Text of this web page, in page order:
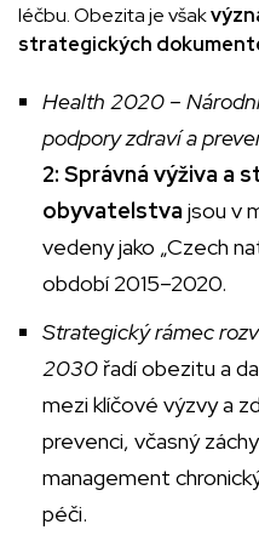
léčbu. Obezita je však
strategických
Health 2020 –
podpory zdraví a
2: Správná výživa a
obyvatelstva jsou v
vedeny jako „Czech
období 2015–2020.
Strategický rámec
2030 řadí obezitu a
mezi klíčové výzvy a
prevenci, včasný
management
péči.